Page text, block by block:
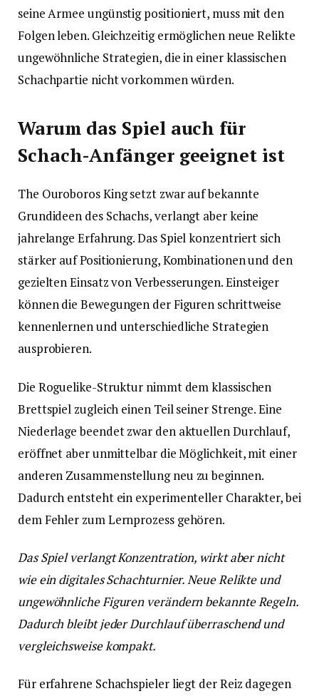
seine Armee ungünstig positioniert, muss mit den
Folgen leben. Gleichzeitig ermöglichen neue Relikte
ungewöhnliche Strategien, die in einer klassischen
Schachpartie nicht vorkommen würden.
Warum das Spiel auch für
Schach-Anfänger geeignet ist
The Ouroboros King setzt zwar auf bekannte
Grundideen des Schachs, verlangt aber keine
jahrelange Erfahrung. Das Spiel konzentriert sich
stärker auf Positionierung, Kombinationen und den
gezielten Einsatz von Verbesserungen. Einsteiger
können die Bewegungen der Figuren schrittweise
kennenlernen und unterschiedliche Strategien
ausprobieren.
Die Roguelike-Struktur nimmt dem klassischen
Brettspiel zugleich einen Teil seiner Strenge. Eine
Niederlage beendet zwar den aktuellen Durchlauf,
eröffnet aber unmittelbar die Möglichkeit, mit einer
anderen Zusammenstellung neu zu beginnen.
Dadurch entsteht ein experimenteller Charakter, bei
dem Fehler zum Lernprozess gehören.
Das Spiel verlangt Konzentration, wirkt aber nicht
wie ein digitales Schachturnier. Neue Relikte und
ungewöhnliche Figuren verändern bekannte Regeln.
Dadurch bleibt jeder Durchlauf überraschend und
vergleichsweise kompakt.
Für erfahrene Schachspieler liegt der Reiz dagegen